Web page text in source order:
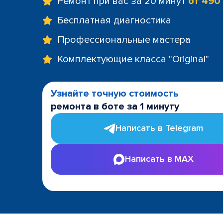
Бесплатная диагностика
Профессиональные мастера
Комплектующие класса "Original"
Узнайте точную стоимость
ремонта в боте за 1 минуту
Написать в Telegram
Написать в MAX